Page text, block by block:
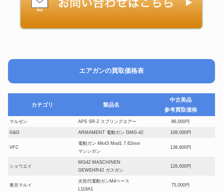
エアガンの買取価格表
カテゴリ 製品名
中古美品
参考買取価格
マルゼン APS SR-2 スプリングエアー 96,000円
G&G ARMAMENT 電動ガン GMG-42 108,000円
VFC
電動ガン Mk43 Mod1 7.62mm
マシンガン
138,600円
ショウエイ
MG42 MASCHINEN
GEWEHR42 ガスガン
126,600円
東京マルイ
次世代電動ガンM4ベース
L119A1
75,000円